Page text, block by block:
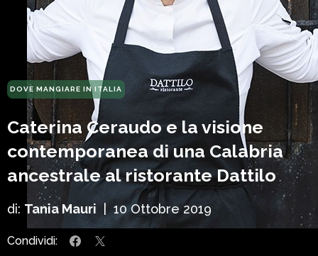
DOVE MANGIARE IN ITALIA
Caterina Ceraudo e la visione
contemporanea di una Calabria
ancestrale al ristorante Dattilo
di: Tania Mauri 10 Ottobre 2019
Condividi: